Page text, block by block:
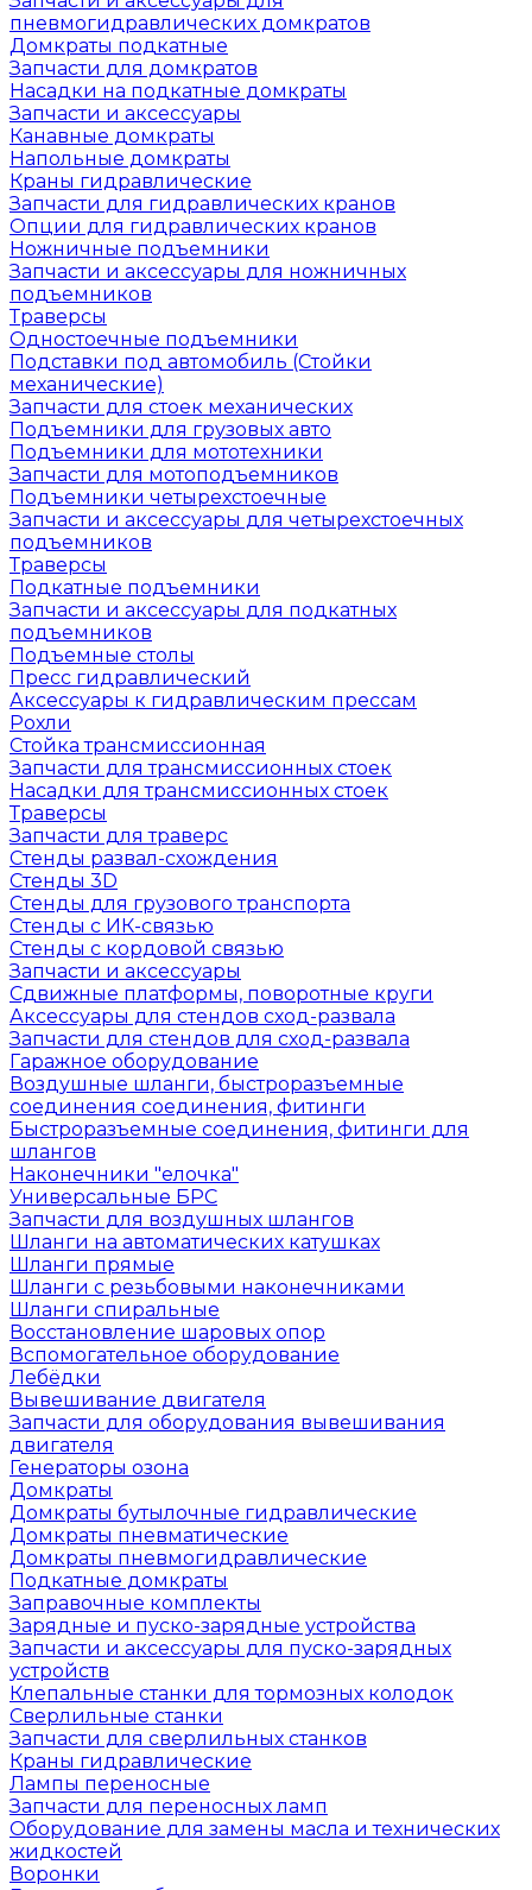
пневмогидравлических домкратов
Домкраты подкатные
Запчасти для домкратов
Насадки на подкатные домкраты
Запчасти и аксессуары
Канавные домкраты
Напольные домкраты
Краны гидравлические
Запчасти для гидравлических кранов
Опции для гидравлических кранов
Ножничные подъемники
Запчасти и аксессуары для ножничных
подъемников
Траверсы
Одностоечные подъемники
Подставки под автомобиль (Стойки
механические)
Запчасти для стоек механических
Подъемники для грузовых авто
Подъемники для мототехники
Запчасти для мотоподъемников
Подъемники четырехстоечные
Запчасти и аксессуары для четырехстоечных
подъемников
Траверсы
Подкатные подъемники
Запчасти и аксессуары для подкатных
подъемников
Подъемные столы
Пресс гидравлический
Аксессуары к гидравлическим прессам
Рохли
Стойка трансмиссионная
Запчасти для трансмиссионных стоек
Насадки для трансмиссионных стоек
Траверсы
Запчасти для траверс
Стенды развал-схождения
Стенды 3D
Стенды для грузового транспорта
Стенды с ИК-связью
Стенды с кордовой связью
Запчасти и аксессуары
Сдвижные платформы, поворотные круги
Аксессуары для стендов сход-развала
Запчасти для стендов для сход-развала
Гаражное оборудование
Воздушные шланги, быстроразъемные
соединения соединения, фитинги
Быстроразъемные соединения, фитинги для
шлангов
Наконечники "елочка"
Универсальные БРС
Запчасти для воздушных шлангов
Шланги на автоматических катушках
Шланги прямые
Шланги с резьбовыми наконечниками
Шланги спиральные
Восстановление шаровых опор
Вспомогательное оборудование
Лебёдки
Вывешивание двигателя
Запчасти для оборудования вывешивания
двигателя
Генераторы озона
Домкраты
Домкраты бутылочные гидравлические
Домкраты пневматические
Домкраты пневмогидравлические
Подкатные домкраты
Заправочные комплекты
Зарядные и пуско-зарядные устройства
Запчасти и аксессуары для пуско-зарядных
устройств
Клепальные станки для тормозных колодок
Сверлильные станки
Запчасти для сверлильных станков
Краны гидравлические
Лампы переносные
Запчасти для переносных ламп
Оборудование для замены масла и технических
жидкостей
Воронки